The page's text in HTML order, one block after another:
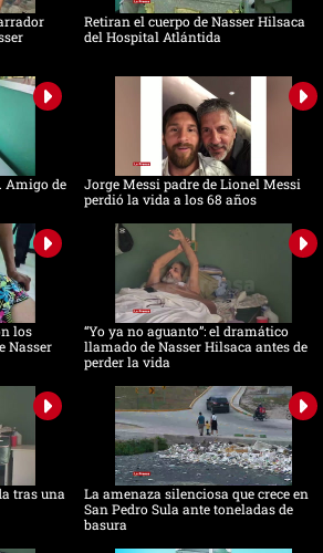
Retiran el cuerpo de Nasser Hilsaca
del Hospital Atlántida
Amigo de
Jorge Messi padre de Lionel Messi
perdió la vida a los 68 años
los
Nasser
“Yo ya no aguanto”: el dramático
llamado de Nasser Hilsaca antes de
perder la vida
tras una
La amenaza silenciosa que crece en
San Pedro Sula ante toneladas de
basura